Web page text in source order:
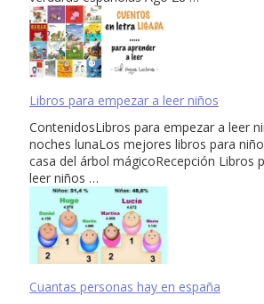
Libros para empezar a leer niños
ContenidosLibros para empezar a leer
noches lunaLos mejores libros para
casa del árbol mágicoRecepción Libros
leer niños …
Cuantas personas hay en españa